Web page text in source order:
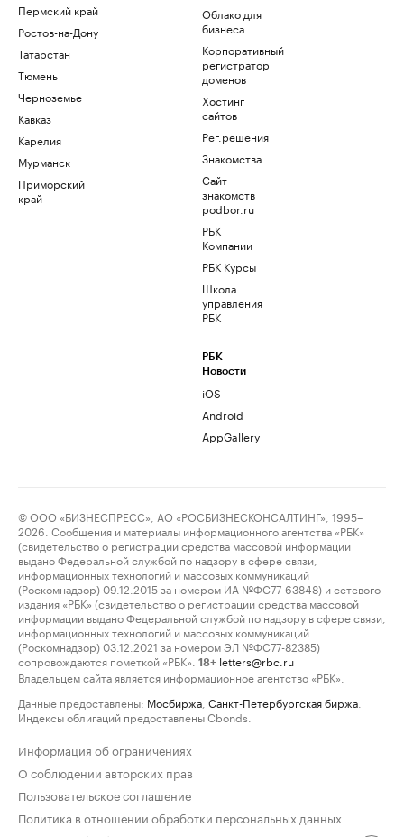
Пермский край
Ростов-на-Дону
Татарстан
Тюмень
Черноземье
Кавказ
Карелия
Мурманск
Приморский
край
Облако для
бизнеса
Корпоративный
регистратор
доменов
Хостинг
сайтов
Рег.решения
Знакомства
Сайт
знакомств
podbor.ru
РБК
Компании
РБК Курсы
Школа
управления
РБК
РБК
Новости
iOS
Android
AppGallery
© ООО «БИЗНЕСПРЕСС», АО «РОСБИЗНЕСКОНСАЛТИНГ», 1995–
2026. Сообщения и материалы информационного агентства «РБК»
(свидетельство о регистрации средства массовой информации
выдано Федеральной службой по надзору в сфере связи,
информационных технологий и массовых коммуникаций
(Роскомнадзор) 09.12.2015 за номером ИА №ФС77-63848) и сетевого
издания «РБК» (свидетельство о регистрации средства массовой
информации выдано Федеральной службой по надзору в сфере связи,
информационных технологий и массовых коммуникаций
(Роскомнадзор) 03.12.2021 за номером ЭЛ №ФС77-82385)
сопровождаются пометкой «РБК».
18+ letters@rbc.ru
Владельцем сайта является информационное агентство «РБК».
Данные предоставлены: Мосбиржа Санкт-Петербургская биржа
Индексы облигаций предоставлены Cbonds.
Информация об ограничениях
О соблюдении авторских прав
Пользовательское соглашение
Политика в отношении обработки персональных данных